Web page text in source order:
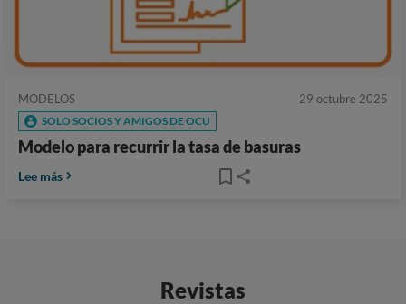
MODELOS 29 octubre 2025
SOLO SOCIOS Y AMIGOS DE OCU
Modelo para recurrir la tasa de basuras
Lee más
Revistas